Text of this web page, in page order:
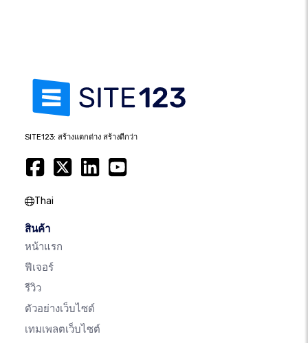
SITE123: สร้างแตกต่าง สร้างดีกว่า
Thai
สินค้า
หน้าแรก
ฟีเจอร์
รีวิว
ตัวอย่างเว็บไซต์
เทมเพลตเว็บไซต์